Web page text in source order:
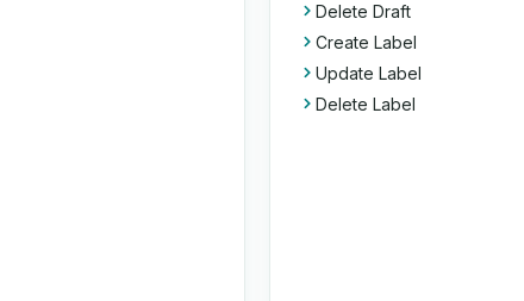
Delete Draft
Create Label
Update Label
Delete Label